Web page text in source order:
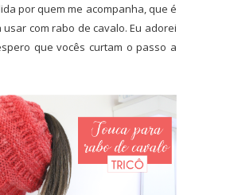
por quem me acompanha, que é
com rabo de cavalo. Eu adorei
que vocês curtam o passo a